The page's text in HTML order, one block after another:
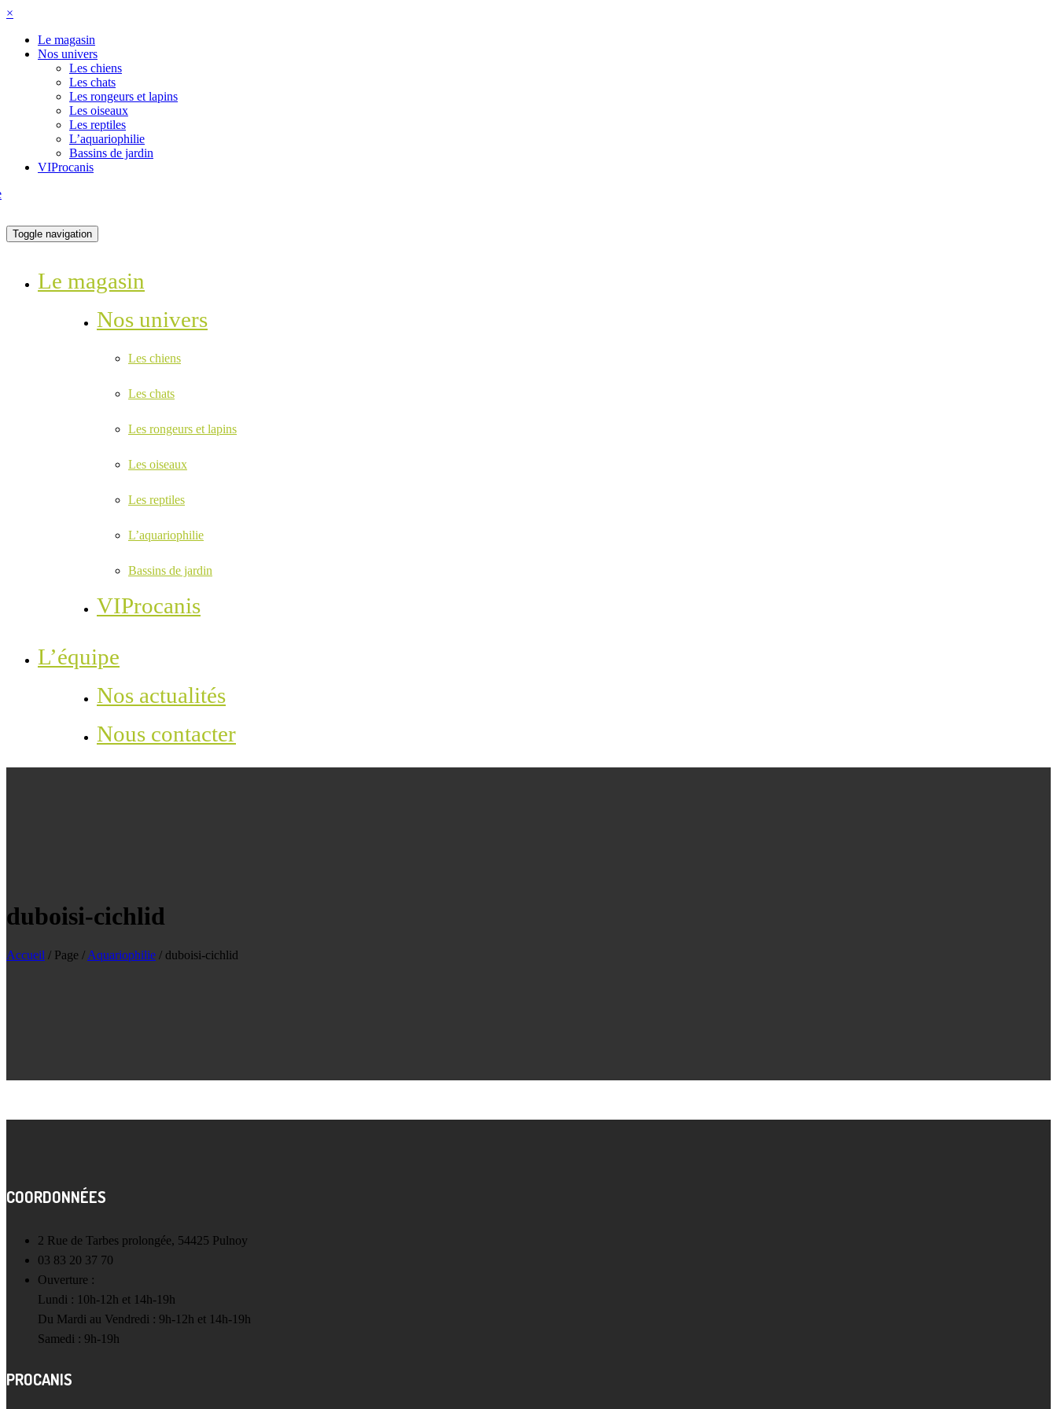
×
Le magasin
Nos univers
Les chiens
Les chats
Les rongeurs et lapins
Les oiseaux
Les reptiles
L’aquariophilie
Bassins de jardin
VIProcanis
Toggle navigation
Le magasin
Nos univers
Les chiens
Les chats
Les rongeurs et lapins
Les oiseaux
Les reptiles
L’aquariophilie
Bassins de jardin
VIProcanis
L’équipe
Nos actualités
Nous contacter
duboisi-cichlid
Accueil / Page / Aquariophilie / duboisi-cichlid
COORDONNÉES
2 Rue de Tarbes prolongée, 54425 Pulnoy
03 83 20 37 70
Ouverture :
Lundi : 10h-12h et 14h-19h
Du Mardi au Vendredi : 9h-12h et 14h-19h
Samedi : 9h-19h
PROCANIS